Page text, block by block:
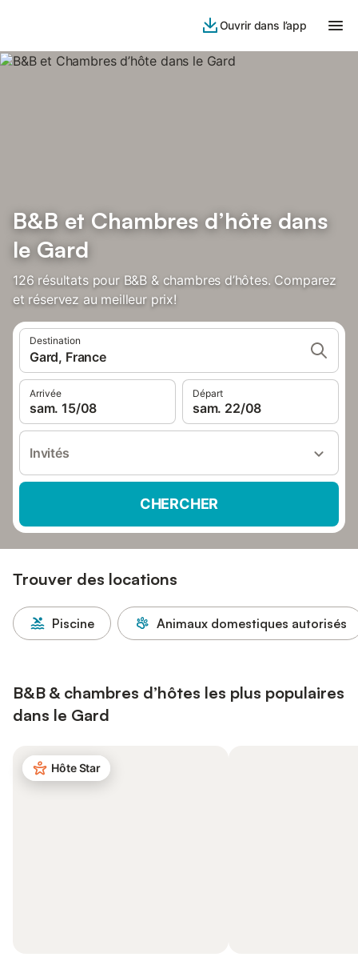
Ouvrir dans l’app
B&B et Chambres d’hôte dans
le Gard
126 résultats pour B&B & chambres d’hôtes. Comparez
et réservez au meilleur prix!
Destination
Gard, France
Arrivée
sam. 15/08
Départ
sam. 22/08
Invités
CHERCHER
Trouver des locations
Piscine Animaux domestiques autorisés
B&B & chambres d’hôtes les plus populaires
dans le Gard
Hôte Star